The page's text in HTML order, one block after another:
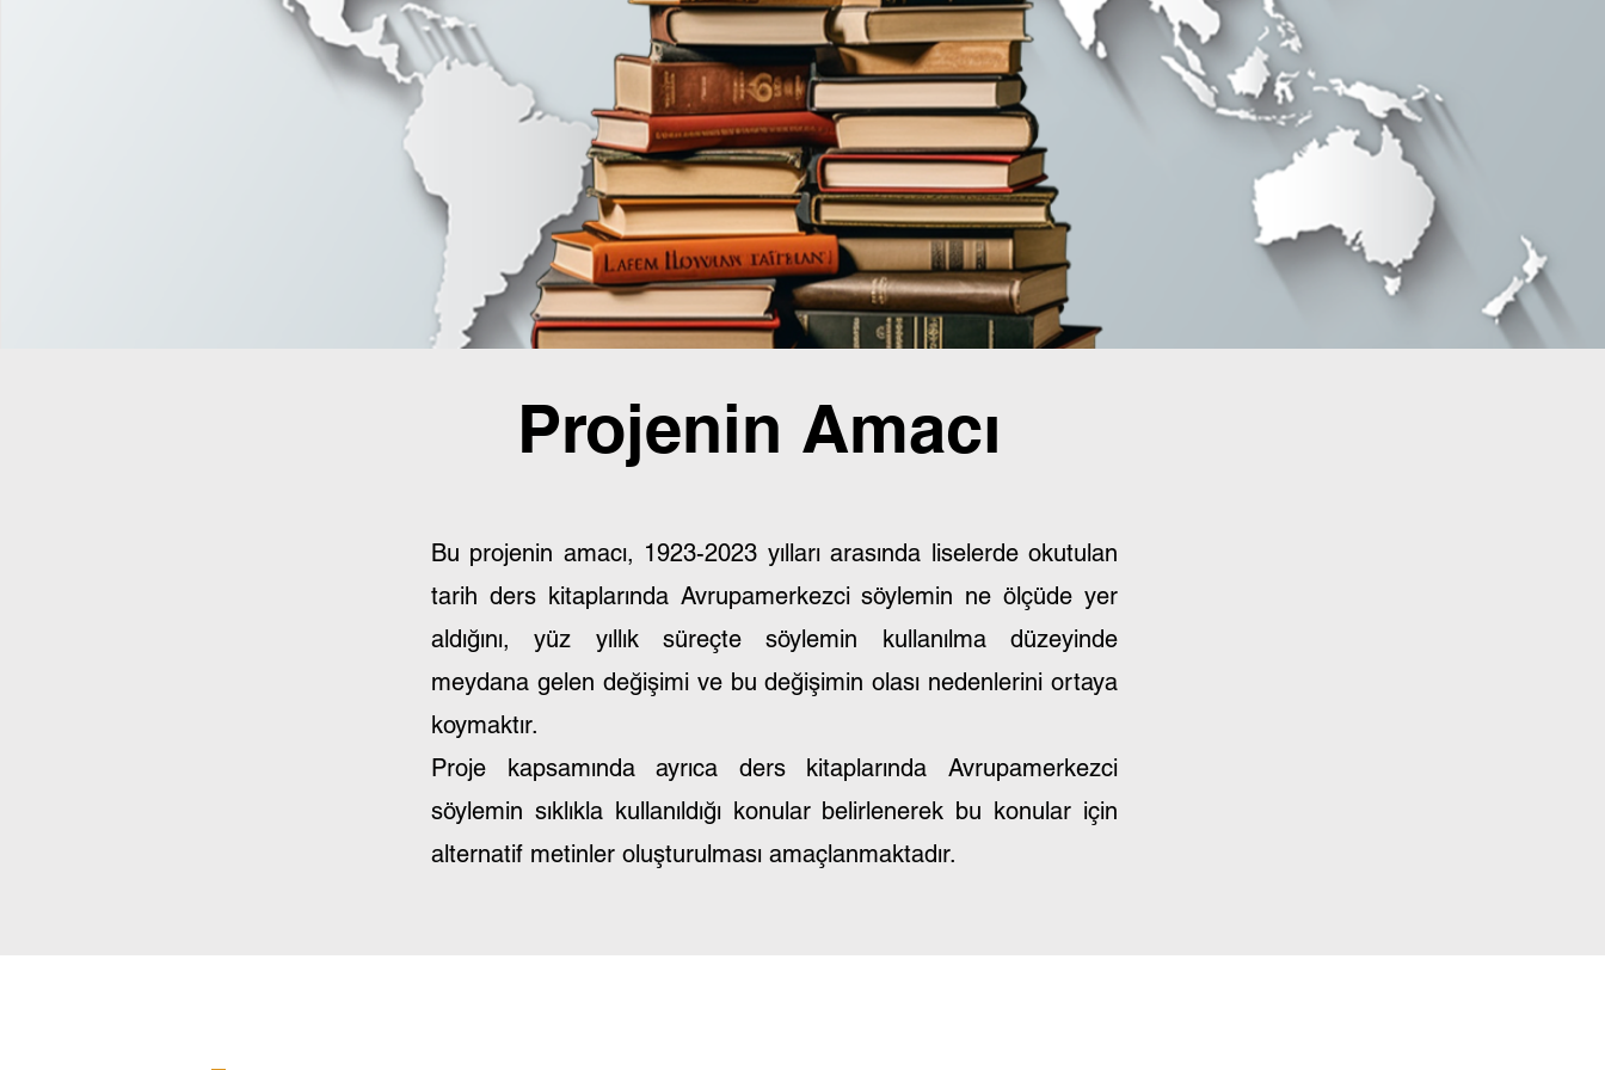
Projenin Amacı
Bu projenin amacı, 1923-2023 yılları arasında liselerde okutulan
tarih ders kitaplarında Avrupamerkezci söylemin ne ölçüde yer
aldığını, yüz yıllık süreçte söylemin kullanılma düzeyinde
meydana gelen değişimi ve bu değişimin olası nedenlerini ortaya
koymaktır.
Proje kapsamında ayrıca ders kitaplarında Avrupamerkezci
söylemin sıklıkla kullanıldığı konular belirlenerek bu konular için
alternatif metinler oluşturulması amaçlanmaktadır.